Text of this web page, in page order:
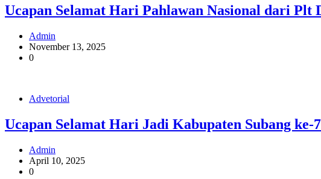
Ucapan Selamat Hari Pahlawan Nasional dari Plt
Admin
November 13, 2025
0
Advetorial
Ucapan Selamat Hari Jadi Kabupaten Subang ke-
Admin
April 10, 2025
0